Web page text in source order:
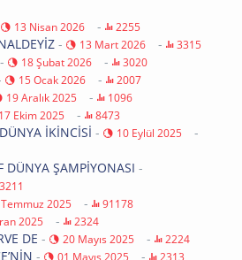
13 Nisan 2026 - 2255
- 13 Mart 2026 - 3315
- 18 Şubat 2026 - 3020
15 Ocak 2026 - 2007
19 Aralık 2025 - 1096
17 Ekim 2025 - 8473
İKİNCİSİ - 10 Eylül 2025 -
DÜNYA ŞAMPİYONASI -
3211
2025 - 91178
2025 - 2324
DE - 20 Mayıs 2025 - 2224
- 01 Mayıs 2025 - 2313